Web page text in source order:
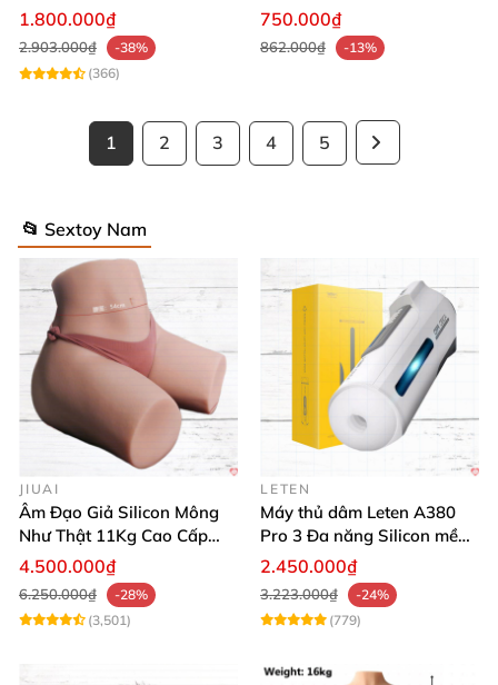
1.800.000₫
2.903.000₫
-38%
(366)
lượng cao
750.000₫
862.000₫ -13%
1 2 3 4 5
📂 Sextoy Nam
JIUAI
Âm Đạo Giả Silicon Mông
Như Thật 11Kg Cao Cấp
Tăng Khoái Cảm
4.500.000₫
6.250.000₫
-28%
(3,501)
LETEN
Máy thủ dâm Leten A380
Pro 3 Đa năng Silicon mềm
mại Cảm giác thật
2.450.000₫
3.223.000₫
-24%
(779)